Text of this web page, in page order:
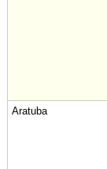
Aratuba